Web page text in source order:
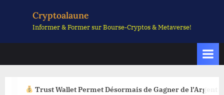
Cryptoalaune
Informer & Former sur Bourse-Cryptos & Metaverse!
Trust Wallet Permet Désormais de Gagner de l’Argent